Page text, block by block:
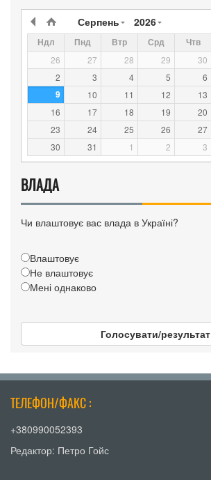
Серпень 2026
Ндл Пнд Втр Срд Чтв
26 27 28 29 30
2
3 4 5 6
9 10 11 12 13
16
17 18 19 20
23
24 25 26 27
30
31 1 2 3
ВЛАДА
Чи влаштовує вас влада в Україні?
Влаштовує
Не влаштовує
Мені однаково
Голосувати/результат
ТЕЛЕФОН/ФАКС :
+380990052393
Редактор: Петро Гойс